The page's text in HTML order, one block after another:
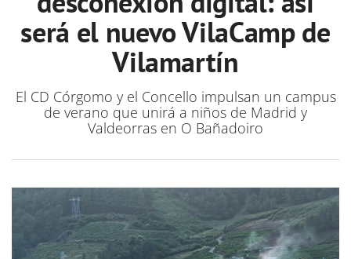
será el nuevo VilaCamp de
Vilamartín
El CD Córgomo y el Concello impulsan un campus
de verano que unirá a niños de Madrid y
Valdeorras en O Bañadoiro